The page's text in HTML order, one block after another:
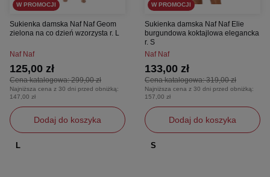
W PROMOCJI
Sukienka damska Naf Naf Geom
zielona na co dzień wzorzysta r. L
Naf Naf
Cena katalogowa:299,00 zł
125,00 zł
Najniższa cena z 30 dni przed obniżką:
147,00 zł
Dodaj do koszyka
L
W PROMOCJI
Sukienka damska Naf Naf Elie
burgundowa koktajlowa elegancka
r. S
Naf Naf
Cena katalogowa:319,00 zł
133,00 zł
Najniższa cena z 30 dni przed obniżką:
157,00 zł
Dodaj do koszyka
S